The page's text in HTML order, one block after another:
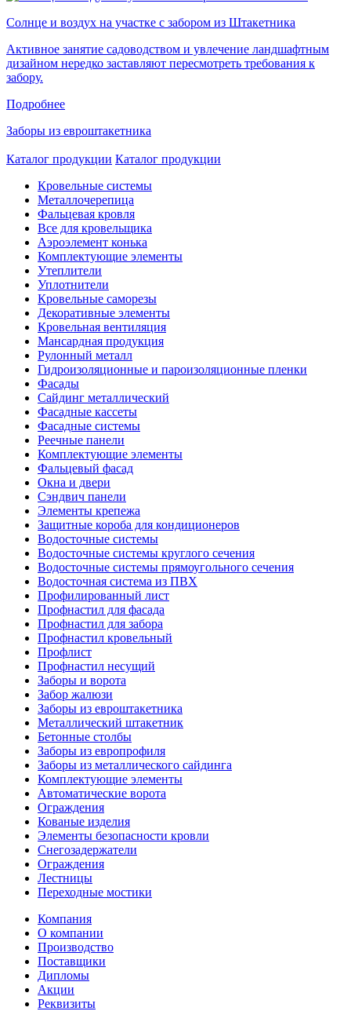
Солнце и воздух на участке с забором из Штакетника
Активное занятие садоводством и увлечение ландшафтным
дизайном нередко заставляют пересмотреть требования к
забору.
Подробнее
Заборы из евроштакетника
Каталог продукции Каталог продукции
Кровельные системы
Металлочерепица
Фальцевая кровля
Все для кровельщика
Аэроэлемент конька
Комплектующие элементы
Утеплители
Уплотнители
Кровельные саморезы
Декоративные элементы
Кровельная вентиляция
Мансардная продукция
Рулонный металл
Гидроизоляционные и пароизоляционные пленки
Фасады
Сайдинг металлический
Фасадные кассеты
Фасадные системы
Реечные панели
Комплектующие элементы
Фальцевый фасад
Окна и двери
Сэндвич панели
Элементы крепежа
Защитные короба для кондиционеров
Водосточные системы
Водосточные системы круглого сечения
Водосточные системы прямоугольного сечения
Водосточная система из ПВХ
Профилированный лист
Профнастил для фасада
Профнастил для забора
Профнастил кровельный
Профлист
Профнастил несущий
Заборы и ворота
Забор жалюзи
Заборы из евроштакетника
Металлический штакетник
Бетонные столбы
Заборы из европрофиля
Заборы из металлического сайдинга
Комплектующие элементы
Автоматические ворота
Ограждения
Кованые изделия
Элементы безопасности кровли
Снегозадержатели
Ограждения
Лестницы
Переходные мостики
Компания
О компании
Производство
Поставщики
Дипломы
Акции
Реквизиты